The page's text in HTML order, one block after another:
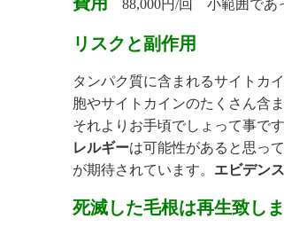
88,000円/回 小範囲であ
リスクと副作用
タンパク質に含まれるサイトカ
胞やサイトカインのたくさん含
それよりお手頃でしょって事です
レルギーは可能性があると思っ
が期待されています。 エビデン
死滅した毛根は再生致し